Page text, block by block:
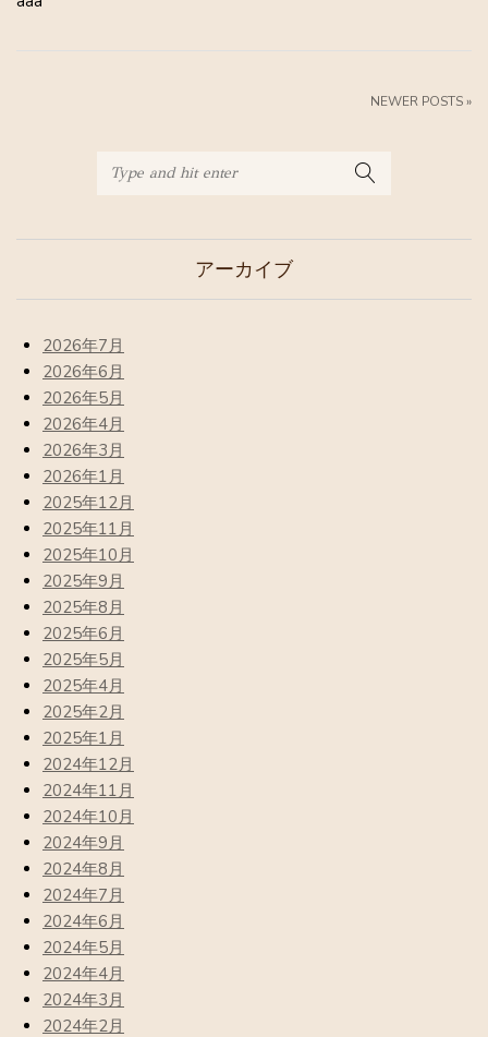
NEWER POSTS »
アーカイブ
2026年7月
2026年6月
2026年5月
2026年4月
2026年3月
2026年1月
2025年12月
2025年11月
2025年10月
2025年9月
2025年8月
2025年6月
2025年5月
2025年4月
2025年2月
2025年1月
2024年12月
2024年11月
2024年10月
2024年9月
2024年8月
2024年7月
2024年6月
2024年5月
2024年4月
2024年3月
2024年2月